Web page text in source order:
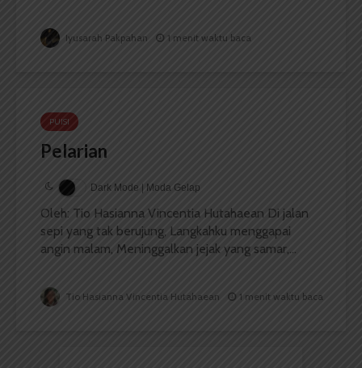
Iyusarah Pakpahan 1 menit waktu baca
PUISI
Pelarian
Dark Mode | Moda Gelap
Oleh: Tio Hasianna Vincentia Hutahaean Di jalan
sepi yang tak berujung, Langkahku menggapai
angin malam, Meninggalkan jejak yang samar,...
Tio Hasianna Vincentia Hutahaean 1 menit waktu baca